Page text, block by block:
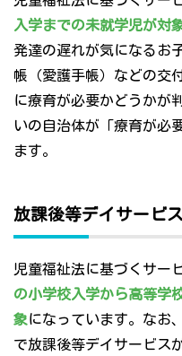
入学までの未就学児が対
発達の遅れが気になるお
帳（愛護手帳）などの交
に療育が必要かどうかが
いの自治体が「療育が必
ます。
放課後等デイサービス
児童福祉法に基づくサー
の小学校入学から高等学
象になっています。なお
で放課後等デイサービス